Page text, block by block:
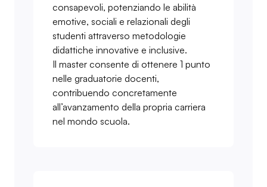
consapevoli, potenziando le abilità
emotive, sociali e relazionali degli
studenti attraverso metodologie
didattiche innovative e inclusive.
Il master consente di ottenere 1 punto
nelle graduatorie docenti,
contribuendo concretamente
all’avanzamento della propria carriera
nel mondo scuola.